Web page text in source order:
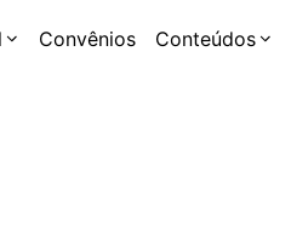
Convênios Conteúdos